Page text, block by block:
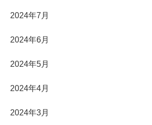
2024年7月
2024年6月
2024年5月
2024年4月
2024年3月